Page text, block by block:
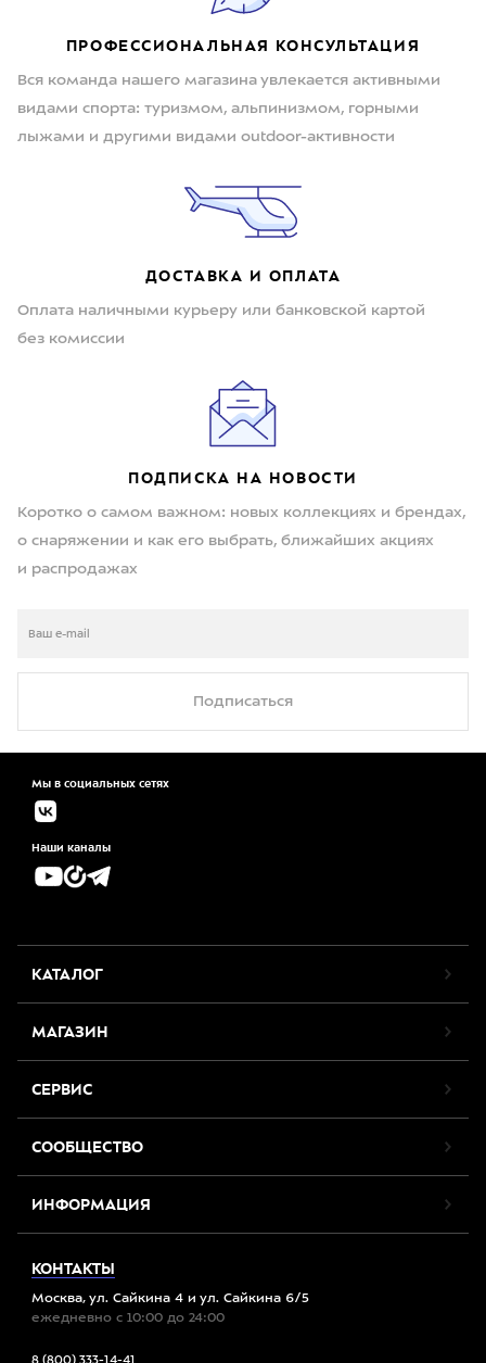
ПРОФЕССИОНАЛЬНАЯ КОНСУЛЬТАЦИЯ
Вся команда нашего магазина увлекается активными
видами спорта: туризмом, альпинизмом, горными
лыжами и другими видами outdoor-активности
ДОСТАВКА И ОПЛАТА
Оплата наличными курьеру или банковской картой
без комиссии
ПОДПИСКА НА НОВОСТИ
Коротко о самом важном: новых коллекциях и брендах,
о снаряжении и как его выбрать, ближайших акциях
и распродажах
Подписаться
Мы в социальных сетях
Наши каналы
КАТАЛОГ
МАГАЗИН
СЕРВИС
СООБЩЕСТВО
ИНФОРМАЦИЯ
КОНТАКТЫ
Москва, ул. Сайкина 4 и ул. Сайкина 6/5
ежедневно с 10:00 до 24:00